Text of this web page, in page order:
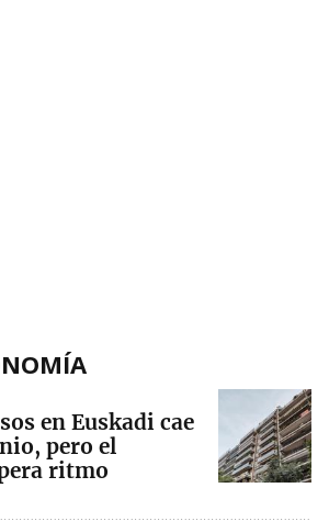
en Euskadi cae
pero el
ritmo